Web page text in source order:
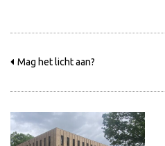
Mag het licht aan?